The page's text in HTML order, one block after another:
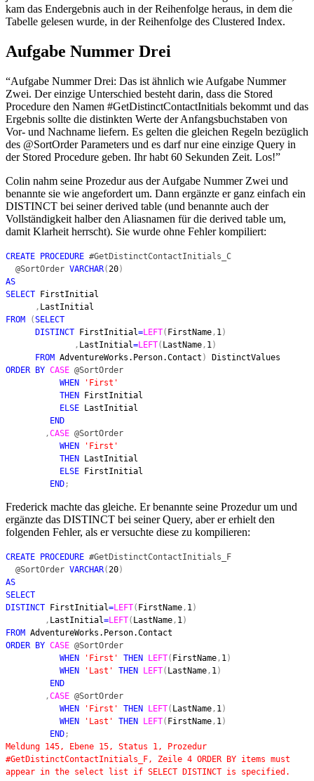
kam das Endergebnis auch in der Reihenfolge heraus, in dem die
Tabelle gelesen wurde, in der Reihenfolge des Clustered Index.
Aufgabe Nummer Drei
“Aufgabe Nummer Drei: Das ist ähnlich wie Aufgabe Nummer
Zwei. Der einzige Unterschied besteht darin, dass die Stored
Procedure den Namen #GetDistinctContactInitials bekommt und das
Ergebnis sollte die distinkten Werte der Anfangsbuchstaben von
Vor- und Nachname liefern. Es gelten die gleichen Regeln bezüglich
des @SortOrder Parameters und es darf nur eine einzige Query in
der Stored Procedure geben. Ihr habt 60 Sekunden Zeit. Los!”
Colin nahm seine Prozedur aus der Aufgabe Nummer Zwei und
benannte sie wie angefordert um. Dann ergänzte er ganz einfach ein
DISTINCT bei seiner derived table (und benannte auch der
Vollständigkeit halber den Aliasnamen für die derived table um,
damit Klarheit herrscht). Sie wurde ohne Fehler kompiliert:
CREATE PROCEDURE #GetDistinctContactInitials_C
@SortOrder VARCHAR(20)
AS
SELECT
FirstInitial
, LastInitial
FROM
(SELECT
DISTINCT
FirstInitial=LEFT( FirstName, 1)
, LastInitial=LEFT( LastName, 1)
FROM AdventureWorks.Person.Contact )
DistinctValues
ORDER BY CASE @SortOrder
WHEN
'First'
THEN
FirstInitial
ELSE
LastInitial
END
,CASE @SortOrder
WHEN
'First'
THEN
LastInitial
ELSE
FirstInitial
END;
Frederick machte das gleiche. Er benannte seine Prozedur um und
ergänzte das DISTINCT bei seiner Query, aber er erhielt den
folgenden Fehler, als er versuchte diese zu kompilieren:
CREATE PROCEDURE #GetDistinctContactInitials_F
@SortOrder VARCHAR(20)
AS
SELECT
DISTINCT
FirstInitial=LEFT( FirstName, 1)
, LastInitial=LEFT( LastName, 1)
FROM AdventureWorks.Person.Contact
ORDER BY CASE @SortOrder
WHEN
'First' THEN LEFT( FirstName, 1)
WHEN
'Last' THEN LEFT( LastName, 1)
END
,CASE @SortOrder
WHEN
'First' THEN LEFT( LastName, 1)
WHEN
'Last' THEN LEFT( FirstName, 1)
END;
Meldung 145, Ebene 15, Status 1, Prozedur
#GetDistinctContactInitials_F, Zeile 4 ORDER BY items must
appear in the select list if SELECT DISTINCT is specified.